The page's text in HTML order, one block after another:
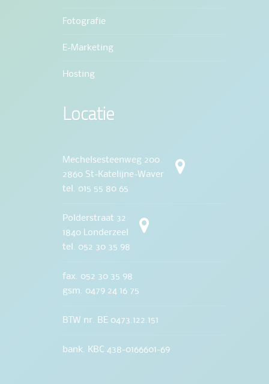
Fotografie
E-Marketing
Hosting
Locatie
Mechelsesteenweg 200
2860 St-Katelijne-Waver
tel. 015 55 80 65
Polderstraat 32
1840 Londerzeel
tel. 052 30 35 98
fax. 052 30 35 98
gsm. 0479 24 16 75
BTW nr. BE 0473.122.151
bank. KBC 438-0166601-69